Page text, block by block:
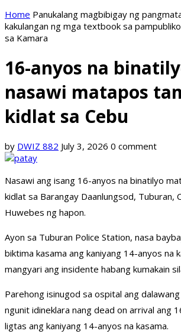
Home Panukalang magbibigay ng
kakulangan ng mga textbook sa
sa Kamara
16-anyos na
nasawi matapos
kidlat sa Cebu
by DWIZ 882 July 3, 2026 0 comment
Nasawi ang isang 16-anyos na binatilyo
kidlat sa Barangay Daanlungsod, Tuburan,
Huwebes ng hapon.
Ayon sa Tuburan Police Station, nasa
biktima kasama ang kaniyang 14-anyos na
mangyari ang insidente habang kumakain
Parehong isinugod sa ospital ang
ngunit idineklara nang dead on arrival ang
ligtas ang kaniyang 14-anyos na kasama.